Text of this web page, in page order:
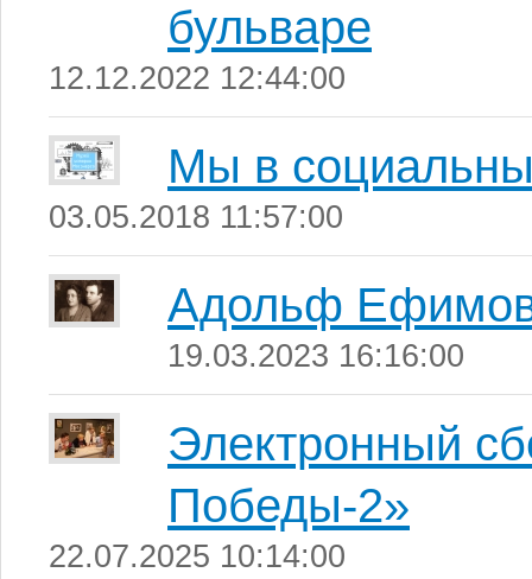
бульваре
12.12.2022 12:44:00
Мы в
03.05.2018 11:57:00
Адольф
19.03.2023 16:16:00
Электронный
Победы-2»
22.07.2025 10:14:00